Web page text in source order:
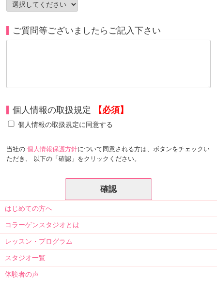
ご質問等ございましたらご記入下さい
個人情報の取扱規定 【必須】
個人情報の取扱規定に同意する
当社の個人情報保護方針について同意される方は、ボタンをチェックい
ただき、 以下の「確認」をクリックください。
はじめての方へ
コラーゲンスタジオとは
レッスン・プログラム
スタジオ一覧
体験者の声